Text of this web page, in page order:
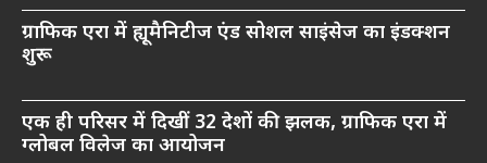
ग्राफिक एरा में ह्यूमैनिटीज एंड सोशल साइंसेज का इंडक्शन
शुरू
एक ही परिसर में दिखीं 32 देशों की झलक, ग्राफिक एरा में
ग्लोबल विलेज का आयोजन